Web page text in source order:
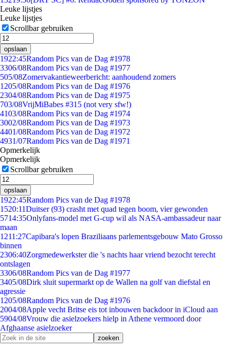
Leuke lijstjes
Leuke lijstjes
Scrollbar gebruiken
opslaan
1922:45Random Pics van de Dag #1978
3306/08Random Pics van de Dag #1977
505/08Zomervakantieweerbericht: aanhoudend zomers
1205/08Random Pics van de Dag #1976
2304/08Random Pics van de Dag #1975
703/08VrijMiBabes #315 (not very sfw!)
4103/08Random Pics van de Dag #1974
3002/08Random Pics van de Dag #1973
4401/08Random Pics van de Dag #1972
4931/07Random Pics van de Dag #1971
Opmerkelijk
Opmerkelijk
Scrollbar gebruiken
opslaan
1922:45Random Pics van de Dag #1978
1520:11Duitser (93) crasht met quad tegen boom, vier gewonden
5714:35Onlyfans-model met G-cup wil als NASA-ambassadeur naar
maan
1211:27Capibara's lopen Braziliaans parlementsgebouw Mato Grosso
binnen
2306:40Zorgmedewerkster die 's nachts haar vriend bezocht terecht
ontslagen
3306/08Random Pics van de Dag #1977
3405/08Dirk sluit supermarkt op de Wallen na golf van diefstal en
agressie
1205/08Random Pics van de Dag #1976
2004/08Apple vecht Britse eis tot inbouwen backdoor in iCloud aan
5904/08Vrouw die asielzoekers hielp in Athene vermoord door
Afghaanse asielzoeker